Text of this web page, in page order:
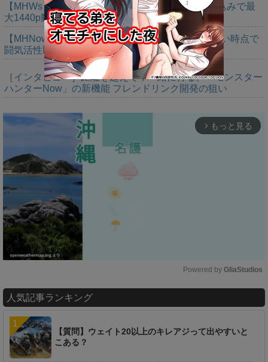
【MHWs】「Switch2版モンハンワイルズはDLSS込みで最
大1440p動作」
【MHNow】次の謎石は追撃か。次元臨界に使えない時点で
闘気活性以下のスキルだわ
［インタビュー］距離を超えて，一緒に狩る。「モンスター
ハンターNow」の新機能 フレンドリンク開発の狙い
arrow_forward_ios もっと見る
u
e
Powered by GliaStudios
人気記事ランキング
【質問】ウェイト20以上のキレアジって出やすいと
こある？